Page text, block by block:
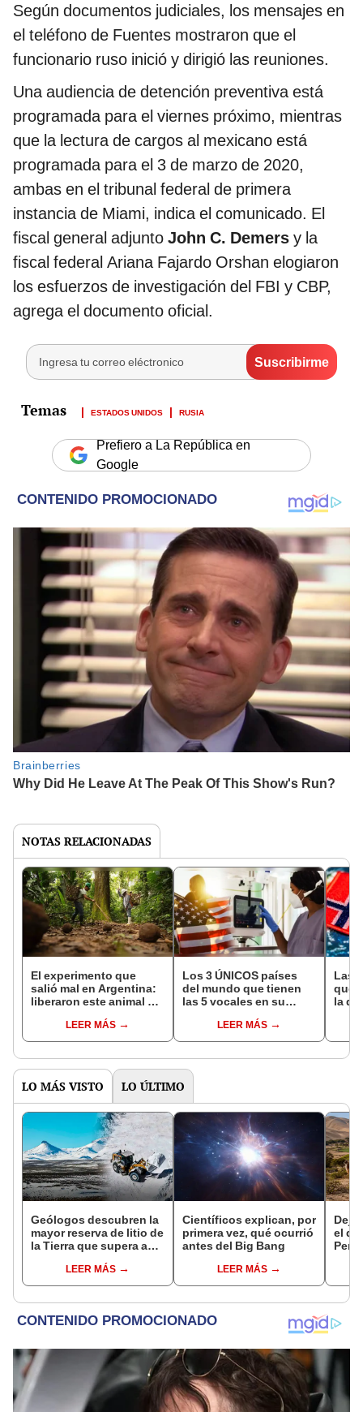
Según documentos judiciales, los mensajes en
el teléfono de Fuentes mostraron que el
funcionario ruso inició y dirigió las reuniones.
Una audiencia de detención preventiva está
programada para el viernes próximo, mientras
que la lectura de cargos al mexicano está
programada para el 3 de marzo de 2020,
ambas en el tribunal federal de primera
instancia de Miami, indica el comunicado. El
fiscal general adjunto John C. Demers y la
fiscal federal Ariana Fajardo Orshan elogiaron
los esfuerzos de investigación del FBI y CBP,
agrega el documento oficial.
ESTADOS UNIDOS RUSIA
Prefiero a La República en
Google
NOTAS RELACIONADAS
El experimento que
salió mal en Argentina:
liberaron este animal y
bosques milenarios de
la Patagonia
LEER MÁS
Los 3 ÚNICOS países
del mundo que tienen
las 5 vocales en su
con unoLEER MÁS
Las
que
la de
LO MÁS VISTO LO ÚLTIMO
Geólogos descubren la
mayor reserva de litio de
la Tierra que supera a
un supervolcán y su
extracción iniciaría en 2
LEER MÁS
Científicos explican, por
primera vez, qué ocurrió
antes del Big Bang
LEER MÁS
Dejó
el